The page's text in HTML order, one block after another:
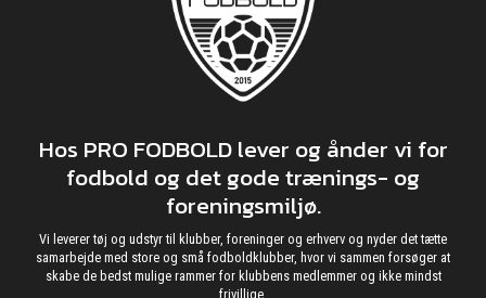
Hos PRO FODBOLD lever og ånder vi for
fodbold og det gode trænings- og
foreningsmiljø.
Vi leverer tøj og udstyr til klubber, foreninger og erhverv og nyder det tætte
samarbejde med store og små fodboldklubber, hvor vi sammen forsøger at
skabe de bedst mulige rammer for klubbens medlemmer og ikke mindst
frivillige.